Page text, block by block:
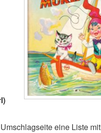
eine Liste mit